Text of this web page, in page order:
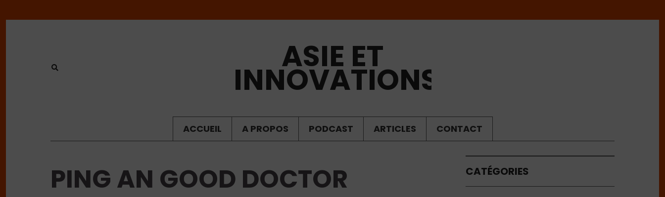
ASIE ET
INNOVATIONS
ACCUEIL A PROPOS PODCAST ARTICLES CONTACT
PING AN GOOD DOCTOR CATÉGORIES